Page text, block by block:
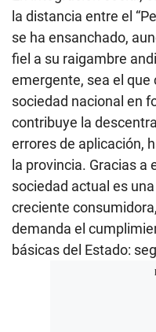
la distancia entre el
se ha ensanchado,
fiel a su raigambre
emergente, sea el
sociedad nacional en
contribuye la
errores de aplicación,
la provincia. Gracias a
sociedad actual es
creciente
demanda el
básicas del Estado: